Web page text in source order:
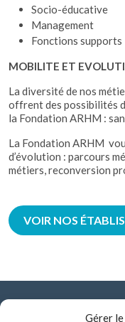
Gérer
Socio-éducative
Management
Fonctions supports
MOBILITE ET
La diversité de nos
offrent des possibilités
la Fondation ARHM :
La Fondation ARHM
d’évolution : parcours
métiers, reconversion
VOIR NOS